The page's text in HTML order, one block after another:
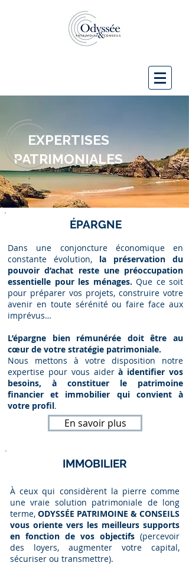
EXPERTISES
PATRIMONIALES
ÉPARGNE
Dans une conjoncture économique en
constante évolution, la préservation du
pouvoir d’achat reste une préoccupation
essentielle pour les ménages. Que ce soit
pour préparer vos projets, construire votre
avenir en toute sérénité ou faire face aux
imprévus…
L’épargne bien rémunérée doit être au
cœur de votre stratégie patrimoniale.
Nous mettons à votre disposition notre
expertise pour vous aiderà identifier vos
besoins, à constituer le patrimoine
financier et immobilier qui convient à
votre profil.
En savoir plus
IMMOBILIER
À ceux qui considèrent la pierre comme
une vraie solution patrimoniale de long
terme, ODYSSÉE PATRIMOINE & CONSEILS
vous oriente vers les meilleurs supports
en fonction de vos objectifs (percevoir
des loyers, augmenter votre capital,
sécuriser ou transmettre).